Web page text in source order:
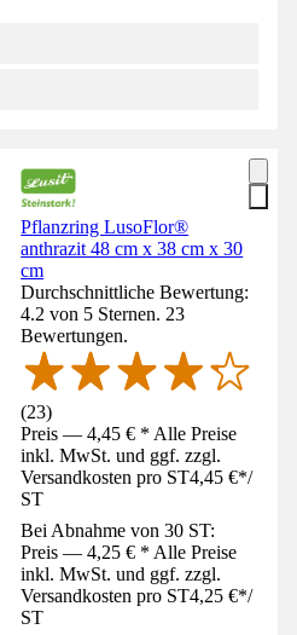
Pflanzring LusoFlor®
anthrazit 48 cm x 38 cm x 30
cm
Durchschnittliche Bewertung:
4.2 von 5 Sternen. 23
Bewertungen.
(23)
Preis — 4,45 € * Alle Preise
inkl. MwSt. und ggf. zzgl.
Versandkosten pro ST4,45 €*/
ST
Bei Abnahme von 30 ST:
Preis — 4,25 € * Alle Preise
inkl. MwSt. und ggf. zzgl.
Versandkosten pro ST4,25 €*/
ST